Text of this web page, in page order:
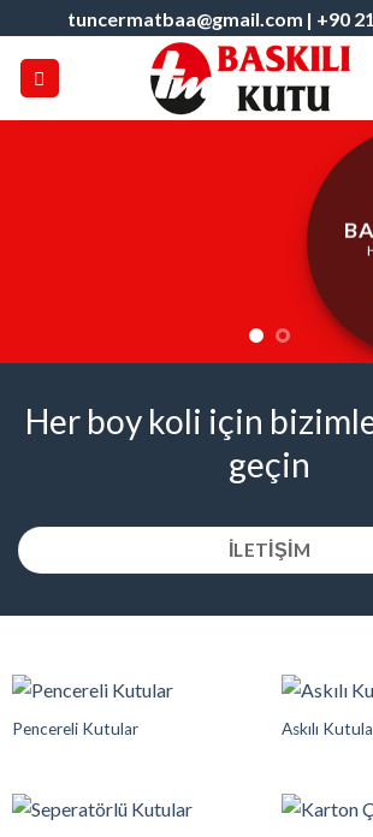
to
content
tuncermatbaa@gmail.com | +90
Her boy koli için
geçin
ILETIŞIM
Pencereli Kutular Askılı